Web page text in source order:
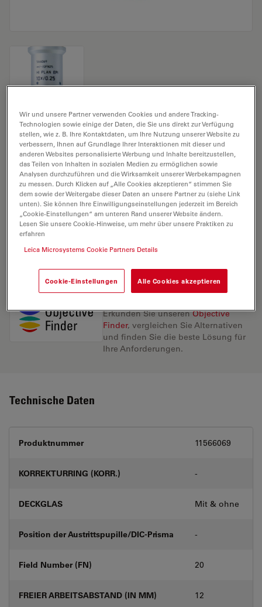
Mikroskopobjektiv HI PLAN EPI 10x/0,25
Produkt Nr. 11566069
Das Objektiv HI PLAN EPI 10x/0,25 hat eine
Vergrößerung von 10X und eine numerische Apertur
von 0,25. Für Trockenimmersion, mit einem M25
Objektivgewinde mit 12 mm freiem Arbeitsabstand und
Sehfeld FN 20.
Erkunden Sie unserenObjective
Finder, vergleichen Sie Alternativen
und finden Sie die beste Lösung für
Ihre Anforderungen.
Technische Daten
Produktnummer 11566069
KORREKTURRING (KORR.) -
DECKGLAS Mit & ohne
Position der Austrittspupille/DIC-Prisma -
Field Number (FN) 20
FREIER ARBEITSABSTAND (IN MM) 12
Wir und unsere Partner verwenden Cookies und andere Tracking-
Technologien sowie einige der Daten, die Sie uns direkt zur Verfügung
stellen, wie z. B. Ihre Kontaktdaten, um Ihre Nutzung unserer Website zu
verbessern, Ihnen auf Grundlage Ihrer Interaktionen mit dieser und
anderen Websites personalisierte Werbung und Inhalte bereitzustellen,
das Teilen von Inhalten in sozialen Medien zu ermöglichen sowie
Analysen durchzuführen und die Wirksamkeit unserer Werbekampagnen
zu messen. Durch Klicken auf „Alle Cookies akzeptieren“ stimmen Sie
dem sowie der Weitergabe dieser Daten an unsere Partner zu (siehe Link
unten). Sie können Ihre Einwilligungseinstellungen jederzeit im Bereich
„Cookie-Einstellungen“ am unteren Rand unserer Website ändern.
Lesen Sie unsere Cookie-Hinweise, um mehr über unsere Praktiken zu
erfahren
Leica Microsystems Cookie Partners Details
Cookie-Einstellungen Alle Cookies akzeptieren